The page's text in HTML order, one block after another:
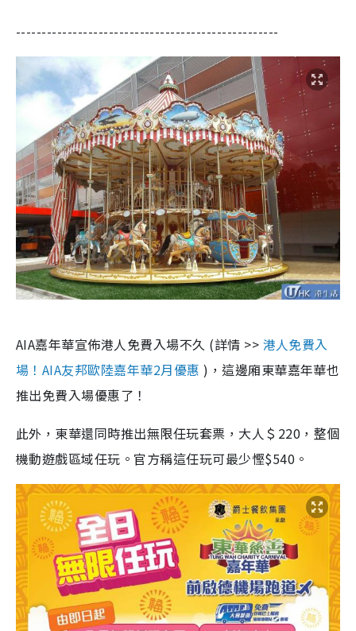
---------------------------------------------------
AIA嘉年華宣佈港人免費入場不久 (詳情 >> 港人免費入
場！AIA友邦歐陸嘉年華2月優惠 )，這邊廂東華嘉年華也
推出免費入場優惠了！
此外，東華還同時推出無限任玩套票，大人＄220，整個
機動遊戲區域任玩。官方稱這任玩可最少慳$540。